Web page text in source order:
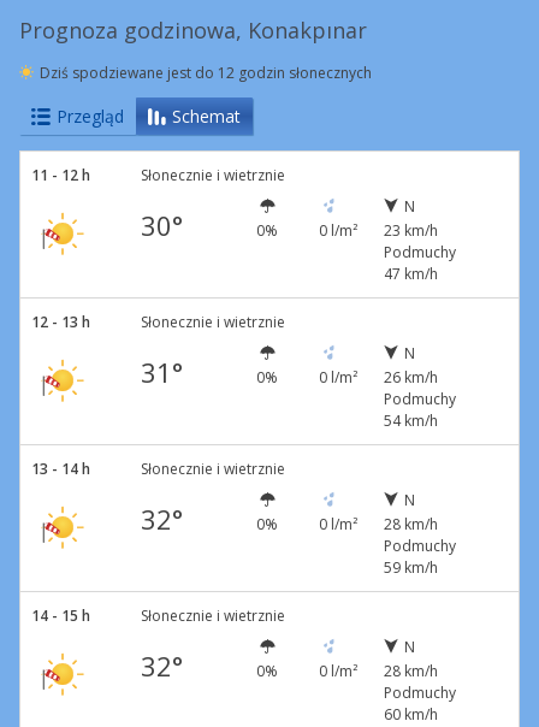
Prognoza godzinowa, Konakpınar
Dziś spodziewane jest do 12 godzin słonecznych
Przegląd Schemat
11 - 12 h Słonecznie i wietrznie
30° 0% 0 l/m²
N
23 km/h
Podmuchy
47 km/h
12 - 13 h Słonecznie i wietrznie
31° 0% 0 l/m²
N
26 km/h
Podmuchy
54 km/h
13 - 14 h Słonecznie i wietrznie
32° 0% 0 l/m²
N
28 km/h
Podmuchy
59 km/h
14 - 15 h Słonecznie i wietrznie
32° 0% 0 l/m²
N
28 km/h
Podmuchy
60 km/h